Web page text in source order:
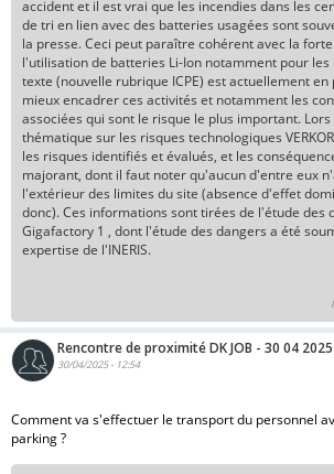
accident et il est vrai que les incendies dans les
de tri en lien avec des batteries usagées sont
la presse. Ceci peut paraître cohérent avec la
l'utilisation de batteries Li-Ion notamment pour les
texte (nouvelle rubrique ICPE) est actuellement
mieux encadrer ces activités et notamment les
associées qui sont le risque le plus important.
thématique sur les risques technologiques
les risques identifiés et évalués, et les
majorant, dont il faut noter qu'aucun d'entre eux
l'extérieur des limites du site (absence d'effet
donc). Ces informations sont tirées de l'étude des
Gigafactory 1 , dont l'étude des dangers a été
expertise de l'INERIS.
Rencontre de proximité DK JOB - 30 04 2025
30/04/2025 - 12:54
Comment va s'effectuer le transport du personnel
parking ?